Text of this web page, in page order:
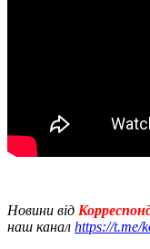
Новини від
наш канал https://t.me/